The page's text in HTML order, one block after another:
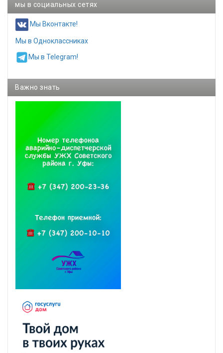
мы в социальных сетях
Мы Вконтакте!
Мы в Одноклассниках
Мы в Telegram!
Важно знать